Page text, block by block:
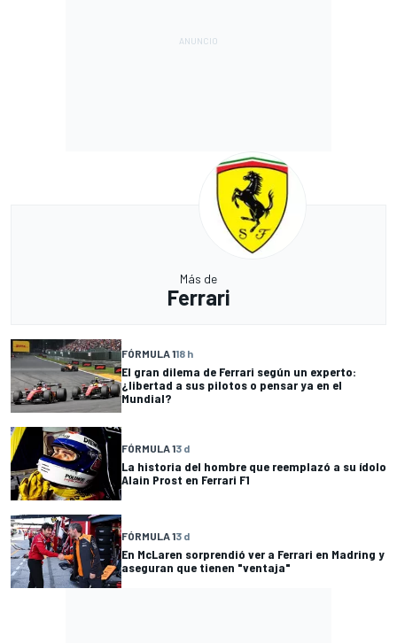
Más de
Ferrari
FÓRMULA 118 h
El gran dilema de Ferrari según un experto:
¿libertad a sus pilotos o pensar ya en el
Mundial?
FÓRMULA 13 d
La historia del hombre que reemplazó a su ídolo
Alain Prost en Ferrari F1
FÓRMULA 13 d
En McLaren sorprendió ver a Ferrari en Madring y
aseguran que tienen "ventaja"